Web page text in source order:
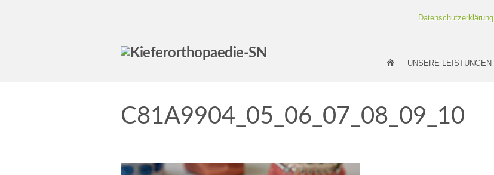
Datenschutzerklärung
KIEFERORTHOPÄDIE-SN
UNSERE LEISTUNGEN
C81A9904_05_06_07_08_09_10